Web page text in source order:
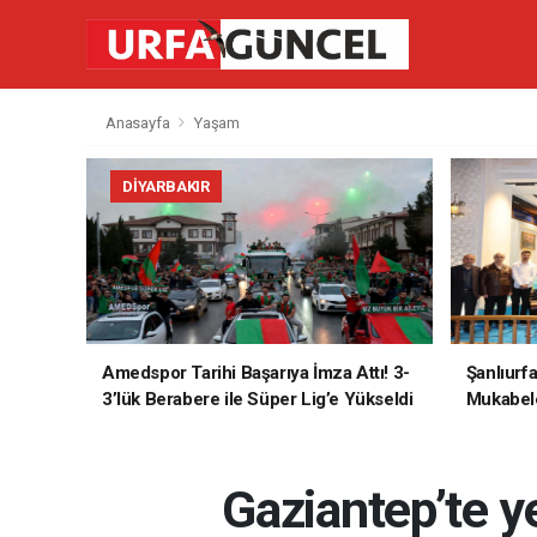
Anasayfa Yaşam
DIYARBAKIR
Amedspor Tarihi Başarıya İmza Attı! 3-
3’lük Berabere ile Süper Lig’e Yükseldi
Gaziantep’te